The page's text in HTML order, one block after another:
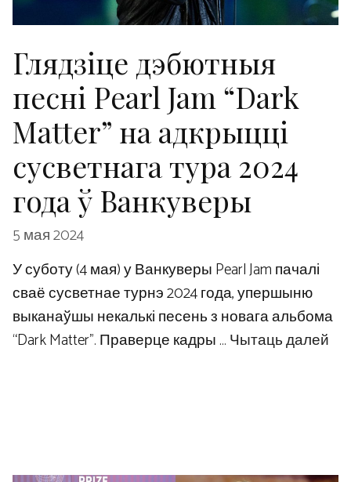
Глядзіце дэбютныя
песні Pearl Jam “Dark
Matter” на адкрыцці
сусветнага тура 2024
года ў Ванкуверы
5 мая 2024
У суботу (4 мая) у Ванкуверы Pearl Jam пачалі
сваё сусветнае турнэ 2024 года, упершыню
выканаўшы некалькі песень з новага альбома
“Dark Matter”. Праверце кадры …Чытаць далей